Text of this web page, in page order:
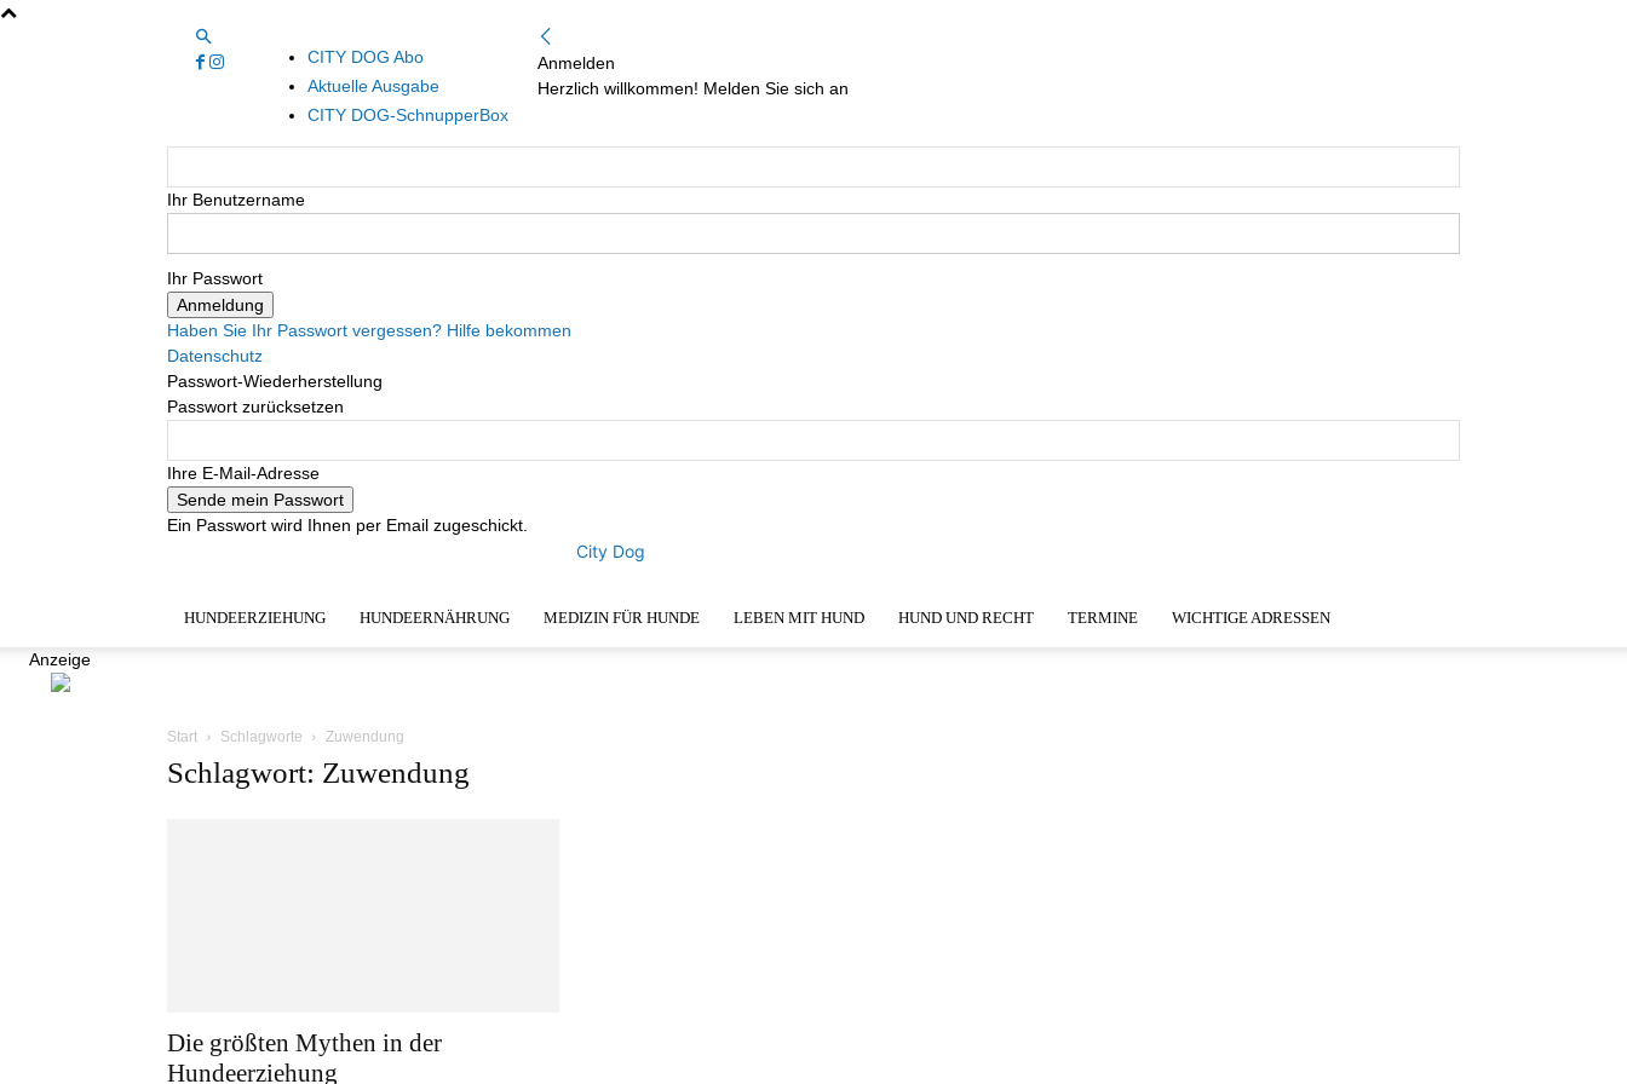
CITY DOG Abo
Aktuelle Ausgabe
CITY DOG-SchnupperBox
Anmelden
Herzlich willkommen! Melden Sie sich an
Ihr Benutzername
Ihr Passwort
Haben Sie Ihr Passwort vergessen? Hilfe bekommen
Datenschutz
Passwort-Wiederherstellung
Passwort zurücksetzen
Ihre E-Mail-Adresse
Ein Passwort wird Ihnen per Email zugeschickt.
City Dog
HUNDEERZIEHUNG HUNDEERNÄHRUNG MEDIZIN FÜR HUNDE LEBEN MIT HUND HUND UND RECHT TERMINE WICHTIGE ADRESSEN
Anzeige
Start Schlagworte Zuwendung
Schlagwort: Zuwendung
Die größten Mythen in der
Hundeerziehung